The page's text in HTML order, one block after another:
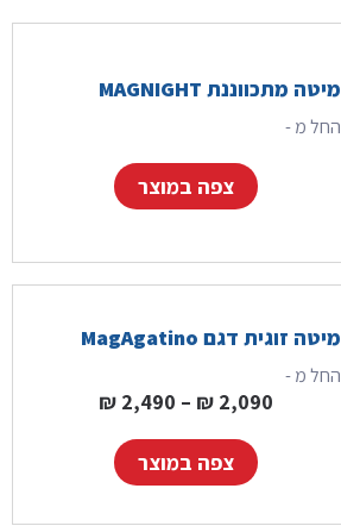
מיטה מתכווננת MAGNIGHT
החל מ -
צפה במוצר
מיטה זוגית דגם MagAgatino
החל מ -
2,090
₪
–
2,490
₪
צפה במוצר